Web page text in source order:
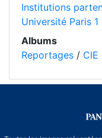
Institutions
Université Paris
Albums
Reportages /